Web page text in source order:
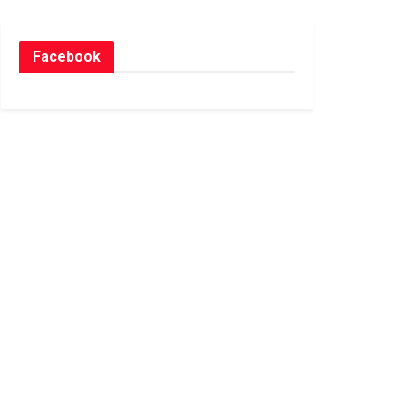
Facebook